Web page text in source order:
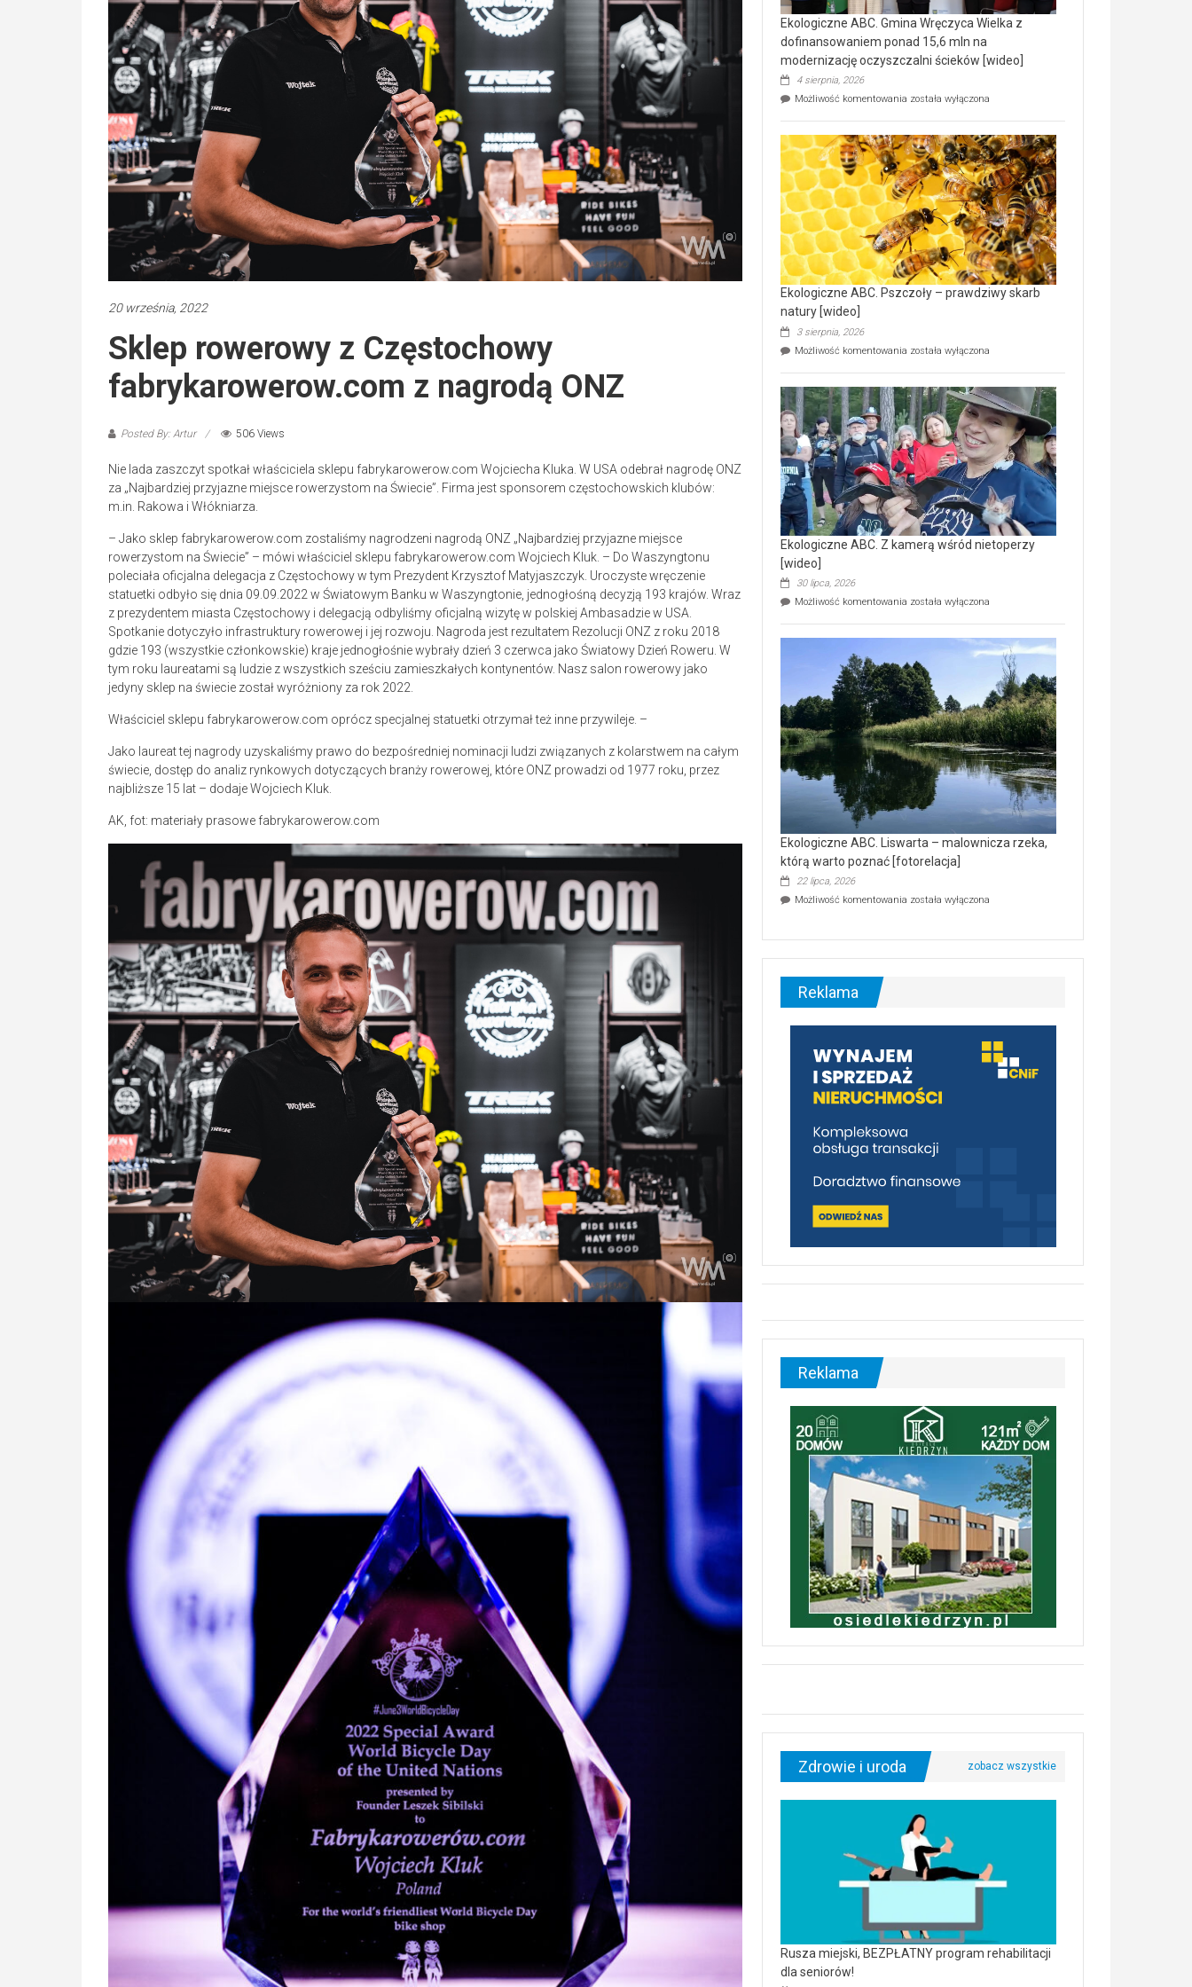
20 września, 2022
Sklep rowerowy z Częstochowy
fabrykarowerow.com z nagrodą ONZ
Posted By: Artur 506 Views
Nie lada zaszczyt spotkał właściciela sklepu fabrykarowerow.com Wojciecha Kluka. W USA odebrał nagrodę ONZ
za „Najbardziej przyjazne miejsce rowerzystom na Świecie”. Firma jest sponsorem częstochowskich klubów:
m.in. Rakowa i Włókniarza.
– Jako sklep fabrykarowerow.com zostaliśmy nagrodzeni nagrodą ONZ „Najbardziej przyjazne miejsce
rowerzystom na Świecie” – mówi właściciel sklepu fabrykarowerow.com Wojciech Kluk. – Do Waszyngtonu
poleciała oficjalna delegacja z Częstochowy w tym Prezydent Krzysztof Matyjaszczyk. Uroczyste wręczenie
statuetki odbyło się dnia 09.09.2022 w Światowym Banku w Waszyngtonie, jednogłośną decyzją 193 krajów. Wraz
z prezydentem miasta Częstochowy i delegacją odbyliśmy oficjalną wizytę w polskiej Ambasadzie w USA.
Spotkanie dotyczyło infrastruktury rowerowej i jej rozwoju. Nagroda jest rezultatem Rezolucji ONZ z roku 2018
gdzie 193 (wszystkie członkowskie) kraje jednogłośnie wybrały dzień 3 czerwca jako Światowy Dzień Roweru. W
tym roku laureatami są ludzie z wszystkich sześciu zamieszkałych kontynentów. Nasz salon rowerowy jako
jedyny sklep na świecie został wyróżniony za rok 2022.
Właściciel sklepu fabrykarowerow.com oprócz specjalnej statuetki otrzymał też inne przywileje. –
Jako laureat tej nagrody uzyskaliśmy prawo do bezpośredniej nominacji ludzi związanych z kolarstwem na całym
świecie, dostęp do analiz rynkowych dotyczących branży rowerowej, które ONZ prowadzi od 1977 roku, przez
najbliższe 15 lat – dodaje Wojciech Kluk.
AK, fot: materiały prasowe fabrykarowerow.com
Ekologiczne ABC. Gmina Wręczyca Wielka z
dofinansowaniem ponad 15,6 mln na
modernizację oczyszczalni ścieków [wideo]
4 sierpnia, 2026
Możliwość komentowania Ekologiczne
Wręczyca
Wielka
z
dofinansowaniem
ponad
15,6
mln
na
modernizację
oczyszczalni
ścieków
[wideo]
została wyłączona
Ekologiczne ABC. Pszczoły – prawdziwy skarb
natury [wideo]
3 sierpnia, 2026
Możliwość komentowania Ekologiczne
–
prawdziwy
skarb
natury
[wideo]
została wyłączona
Ekologiczne ABC. Z kamerą wśród nietoperzy
[wideo]
30 lipca, 2026
Możliwość komentowania Ekologiczne
wśród
nietoperzy
[wideo]
została wyłączona
Ekologiczne ABC. Liswarta – malownicza rzeka,
którą warto poznać [fotorelacja]
22 lipca, 2026
Możliwość komentowania Ekologiczne
–
malownicza
[fotorelacja]
została wyłączona
Reklama
Reklama
Zdrowie i uroda
Rusza miejski, BEZPŁATNY program rehabilitacji
dla seniorów!